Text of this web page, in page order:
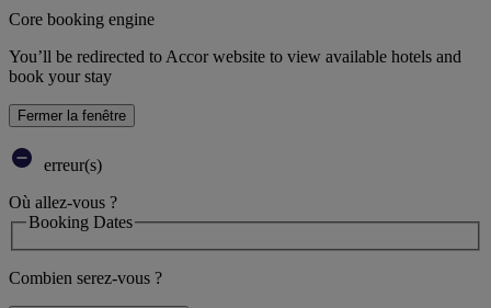
Core booking engine
You’ll be redirected to Accor website to view available hotels and
book your stay
Fermer la fenêtre
erreur(s)
Où allez-vous ?
Booking Dates
Combien serez-vous ?